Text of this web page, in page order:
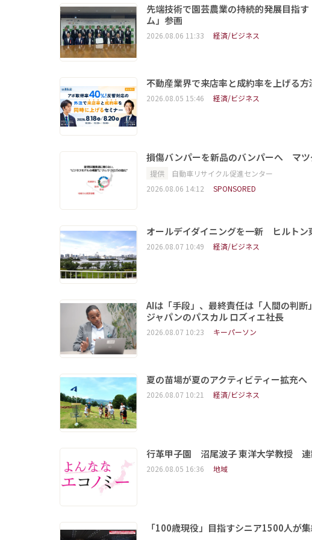
先端技術で園芸農業の持続的発展目指
ム」参画
2026.08.06 11:33 経済/ビジネス
不動産業界で来店率と成約率を上げる
2026.08.05 15:46 経済/ビジネス
損傷バンパーを新品のバンパーへ マツ
提供
自動車リサイクル促進センター
2026.08.06 14:12
SPONSORED
オールデイダイニングを一新 ヒルトン
2026.08.07 10:49 経済/ビジネス
AIは「手段」、最終責任は「人間の判
ジャパンのパスカル ロズィエ社長
2026.08.07 10:23 キーパーソン
夏の苗場が夏のアクティビティー拡充
2026.08.07 10:21 経済/ビジネス
行革甲子園 沼尾波子 東洋大学教授 連
2026.08.05 16:36 地域
「100歳現役」目指すシニア1500人が